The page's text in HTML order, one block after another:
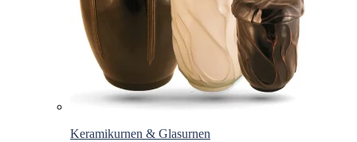
Keramikurnen & Glasurnen